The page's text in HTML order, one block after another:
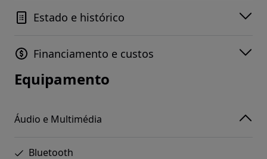
Estado e histórico
Financiamento e custos
Equipamento
Áudio e Multimédia
Bluetooth